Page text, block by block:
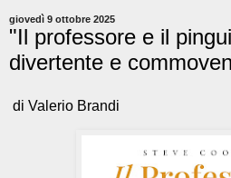
giovedì 9 ottobre 2025
"Il professore e il
divertente e
di Valerio Brandi